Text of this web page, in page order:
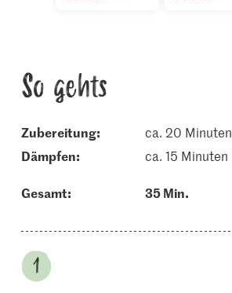
So gehts
Zubereitung:
ca. 20 Minuten
dämpfen:
ca. 15 Minuten
Gesamt: 35 Min.